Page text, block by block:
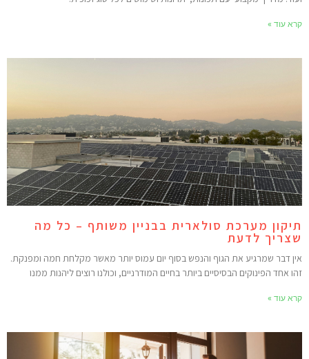
עוד »
מערכת סולארית בבניין משותף – כל מה
לדעת
דבר שמרגיע את הגוף והנפש בסוף יום עמוס יותר מאשר מקלחת חמה ומפנקת.
אחד הפינוקים הבסיסיים ביותר בחיים המודרניים, וכולנו רוצים ליהנות ממנו
עוד »